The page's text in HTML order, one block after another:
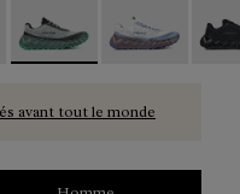
avant tout le monde